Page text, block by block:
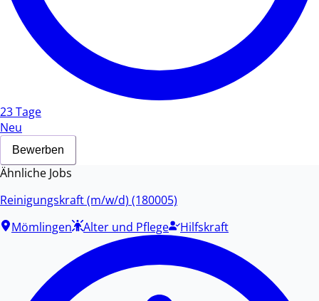
23 Tage
Neu
Bewerben
Ähnliche Jobs
Reinigungskraft (m/w/d) (180005)
Mömlingen
Alter und Pflege Hilfskraft